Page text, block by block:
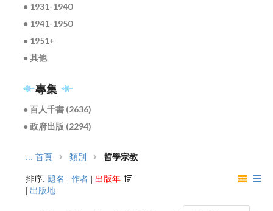
● 1931-1940
● 1941-1950
● 1951+
● 其他
專集
● 百人千書 (2636)
● 政府出版 (2294)
::: 首頁 類別 哲學宗教
排序: 題名 作者
出版年
出版地